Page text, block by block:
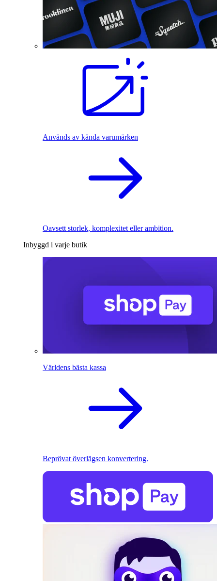
Används av kända varumärken
Oavsett storlek, komplexitet eller ambition.
Inbyggd i varje butik
Världens bästa kassa
Beprövat överlägsen konvertering.